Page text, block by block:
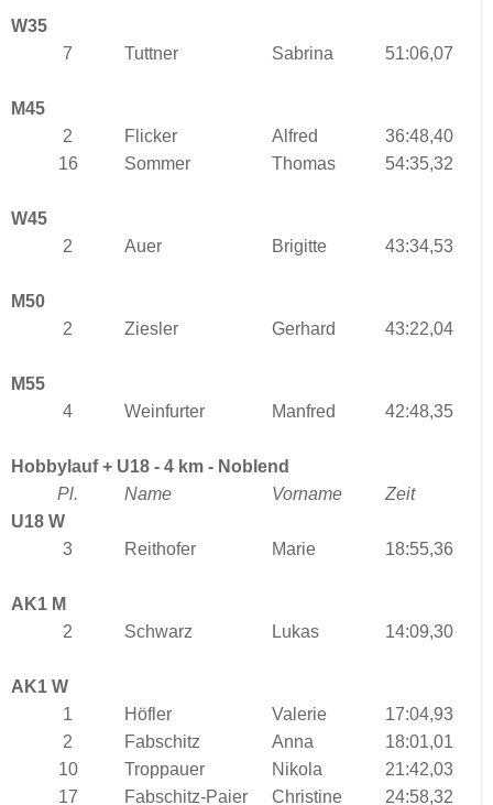
W35
7
Tuttner Sabrina 51:06,07
M45
2
Flicker Alfred
36:48,40
16
Sommer Thomas 54:35,32
W45
2
Auer Brigitte 43:34,53
M50
2
Ziesler Gerhard 43:22,04
M55
4
Weinfurter Manfred 42:48,35
Hobbylauf + U18 - 4 km - Noblend
Pl.
Name Vorname
Zeit
U18 W
3
Reithofer Marie 18:55,36
AK1 M
2
Schwarz Lukas 14:09,30
AK1 W
1
Höfler Valerie
17:04,93
2
Fabschitz Anna
18:01,01
10
Troppauer Nikola
21:42,03
17
Fabschitz-Paier Christine 24:58,32